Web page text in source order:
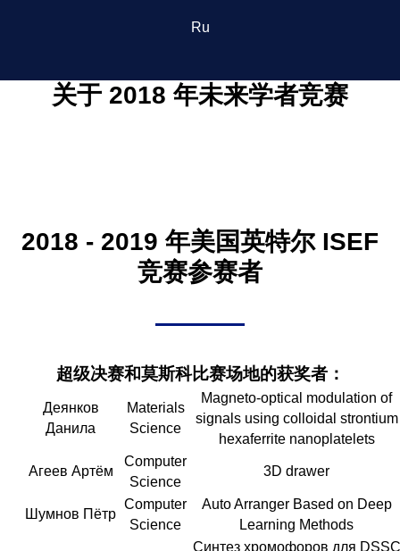
Ru
关于 2018 年未来学者竞赛
2018 - 2019 年美国英特尔 ISEF
竞赛参赛者
超级决赛和莫斯科比赛场地的获奖者：
Деянков
Данила
Materials
Science
Magneto-optical modulation of
signals using colloidal strontium
hexaferrite nanoplatelets
Агеев Артём
Computer
Science
3D drawer
Шумнов Пётр
Computer
Science
Auto Arranger Based on Deep
Learning Methods
Синтез хромофоров для DSSC